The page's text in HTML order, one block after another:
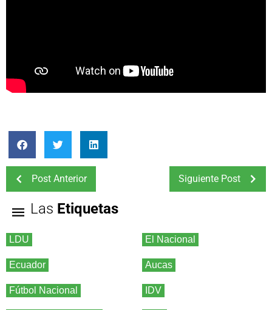
Post Anterior Siguiente Post
Las Etiquetas
LDU El Nacional
Ecuador Aucas
Fútbol Nacional IDV